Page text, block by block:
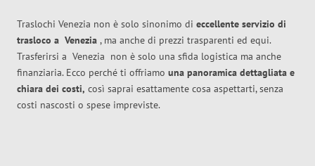
Traslochi Venezia non è solo sinonimo di eccellente servizio di
trasloco a Venezia , ma anche di prezzi trasparenti ed equi.
Trasferirsi a Venezia non è solo una sfida logistica ma anche
finanziaria. Ecco perché ti offriamo una panoramica dettagliata e
chiara dei costi, così saprai esattamente cosa aspettarti, senza
costi nascosti o spese impreviste.